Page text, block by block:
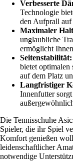
Verbesserte
Technologie
den Aufprall auf
Maximaler
unglaubliche
ermöglicht
Seitenstabilität:
bietet optimalen
auf dem Platz
Langfristiger
Innenfutter
Die Tennisschuhe
Spieler, die ihr Spiel
Komfort genießen
leidenschaftlicher
notwendige